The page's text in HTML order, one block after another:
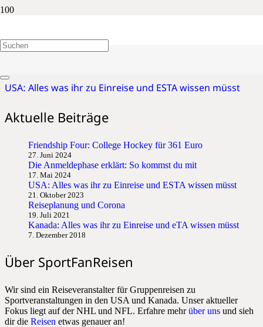
Visa-Waiver-Programm
USA: Alles was ihr zu Einreise und ESTA wissen müsst
Aktuelle Beiträge
Friendship Four: College Hockey für 361 Euro
27. Juni 2024
Die Anmeldephase erklärt: So kommst du mit
17. Mai 2024
USA: Alles was ihr zu Einreise und ESTA wissen müsst
21. Oktober 2023
Reiseplanung und Corona
19. Juli 2021
Kanada: Alles was ihr zu Einreise und eTA wissen müsst
7. Dezember 2018
Über SportFanReisen
Wir sind ein Reiseveranstalter für Gruppenreisen zu
Sportveranstaltungen in den USA und Kanada. Unser aktueller
Fokus liegt auf der NHL und NFL. Erfahre mehrüber uns und sieh
dir die Reisen etwas genauer an!